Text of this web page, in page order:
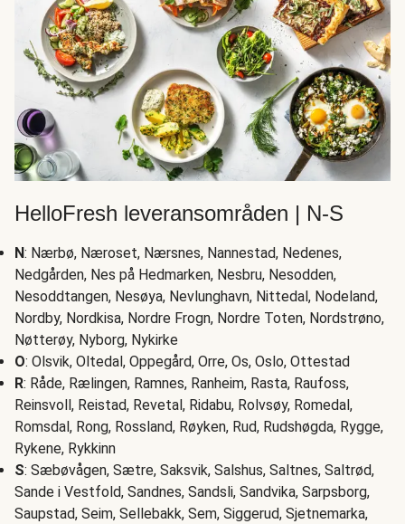
HelloFresh leveransområden | N-S
N: Nærbø, Næroset, Nærsnes, Nannestad, Nedenes,
Nedgården, Nes på Hedmarken, Nesbru, Nesodden,
Nesoddtangen, Nesøya, Nevlunghavn, Nittedal, Nodeland,
Nordby, Nordkisa, Nordre Frogn, Nordre Toten, Nordstrøno,
Nøtterøy, Nyborg, Nykirke
O: Olsvik, Oltedal, Oppegård, Orre, Os, Oslo, Ottestad
R: Råde, Rælingen, Ramnes, Ranheim, Rasta, Raufoss,
Reinsvoll, Reistad, Revetal, Ridabu, Rolvsøy, Romedal,
Romsdal, Rong, Rossland, Røyken, Rud, Rudshøgda, Rygge,
Rykene, Rykkinn
S: Sæbøvågen, Sætre, Saksvik, Salshus, Saltnes, Saltrød,
Sande i Vestfold, Sandnes, Sandsli, Sandvika, Sarpsborg,
Saupstad, Seim, Sellebakk, Sem, Siggerud, Sjetnemarka,